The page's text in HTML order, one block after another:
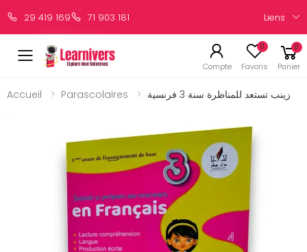
29 419 169 71 903 181 Liens
Compte
0
Favoris
0
Panier
Accueil Parascolaires زينب تستعد للمناظرة سنة 3 فرنسية